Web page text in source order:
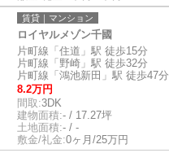
賃貸｜マンション
ロイヤルメゾン千國
片町線「住道」駅 徒歩15分
片町線「野崎」駅 徒歩32分
片町線「鴻池新田」駅 徒歩47分
8.2万円
間取:3DK
建物面積:- / 17.27坪
土地面積:- / -
敷金/礼金:0ヶ月/25万円